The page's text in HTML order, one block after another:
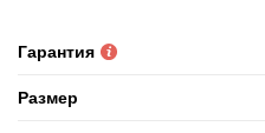
Гарантия
Размер